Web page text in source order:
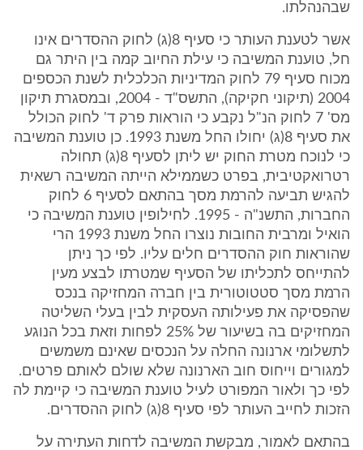
שבהנהלתו.
אשר לטענת העותר כי סעיף 8(ג) לחוק ההסדרים אינו
חל, טוענת המשיבה כי עילת החיוב קמה בין היתר גם
מכוח סעיף 79 לחוק המדיניות הכלכלית לשנת הכספים
2004 (תיקוני חקיקה), התשס"ד - 2004, ובמסגרת תיקון
מס' 7 לחוק הנ"ל נקבע כי הוראות פרק ד' לחוק הכולל
את סעיף 8(ג) יחולו החל משנת 1993. כן טוענת המשיבה
כי לנוכח מטרת החוק יש ליתן לסעיף 8(ג) תחולה
רטרואקטיבית, בפרט כשממילא הייתה המשיבה רשאית
להגיש תביעה להרמת מסך בהתאם לסעיף 6 לחוק
החברות, התשנ"ה - 1995. לחילופין טוענת המשיבה כי
הואיל ומרבית החובות נוצרו החל משנת 1993 הרי
שהוראות חוק ההסדרים חלים עליו. לפי כך ניתן
להתייחס לתכליתו של הסעיף שמטרתו לבצע מעין
הרמת מסך סטטוטורית בין חברה המחזיקה בנכס
שהפסיקה את פעילותה העסקית לבין בעלי השליטה
המחזיקים בה בשיעור של 25% לפחות וזאת בכל הנוגע
לתשלומי ארנונה החלה על הנכסים שאינם משמשים
למגורים וייחוס חוב הארנונה שלא שולם לאותם פרטים.
לפי כך ולאור המפורט לעיל טוענת המשיבה כי קיימת לה
הזכות לחייב העותר לפי סעיף 8(ג) לחוק ההסדרים.
בהתאם לאמור, מבקשת המשיבה לדחות העתירה על